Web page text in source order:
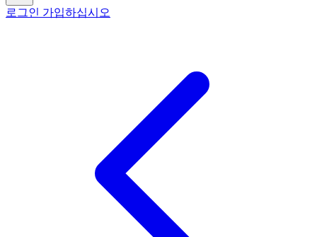
로그인 가입하십시오